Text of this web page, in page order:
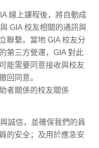
線上課程後，將自動成
GIA 校友相關的通訊與
聯繫。當地 GIA 校友分
第三方營運，GIA 對此
能需要同意接收與校友
回同意。
者關係的校友關係
誠信，並確保我們的員
的安全；及用於應急安